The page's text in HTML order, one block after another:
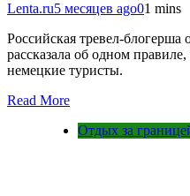
Lenta.ru5 месяцев ago01 mins
Российская тревел-блогерша
рассказала об одном
немецкие туристы.
Read More
Отдых за